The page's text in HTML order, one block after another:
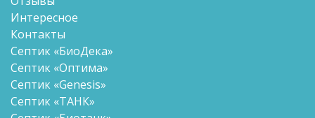
Интересное
Контакты
Септик «БиоДека»
Септик «Оптима»
Септик «Genesis»
Септик «ТАНК»